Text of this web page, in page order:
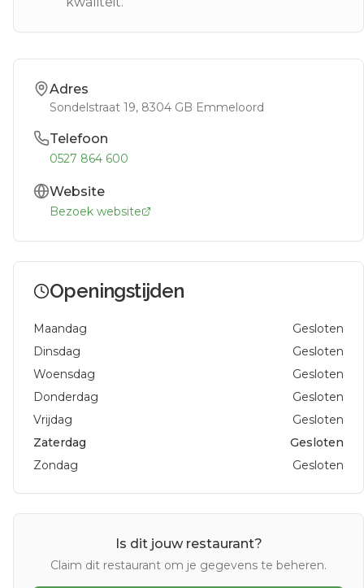
Adres
Sondelstraat 19, 8304 GB Emmeloord
Telefoon
0527 864 600
Website
Bezoek website
Openingstijden
Maandag
Gesloten
Dinsdag
Gesloten
Woensdag
Gesloten
Donderdag
Gesloten
Vrijdag
Gesloten
Zaterdag
Gesloten
Zondag
Gesloten
Is dit jouw restaurant?
Claim dit restaurant om je gegevens te beheren.